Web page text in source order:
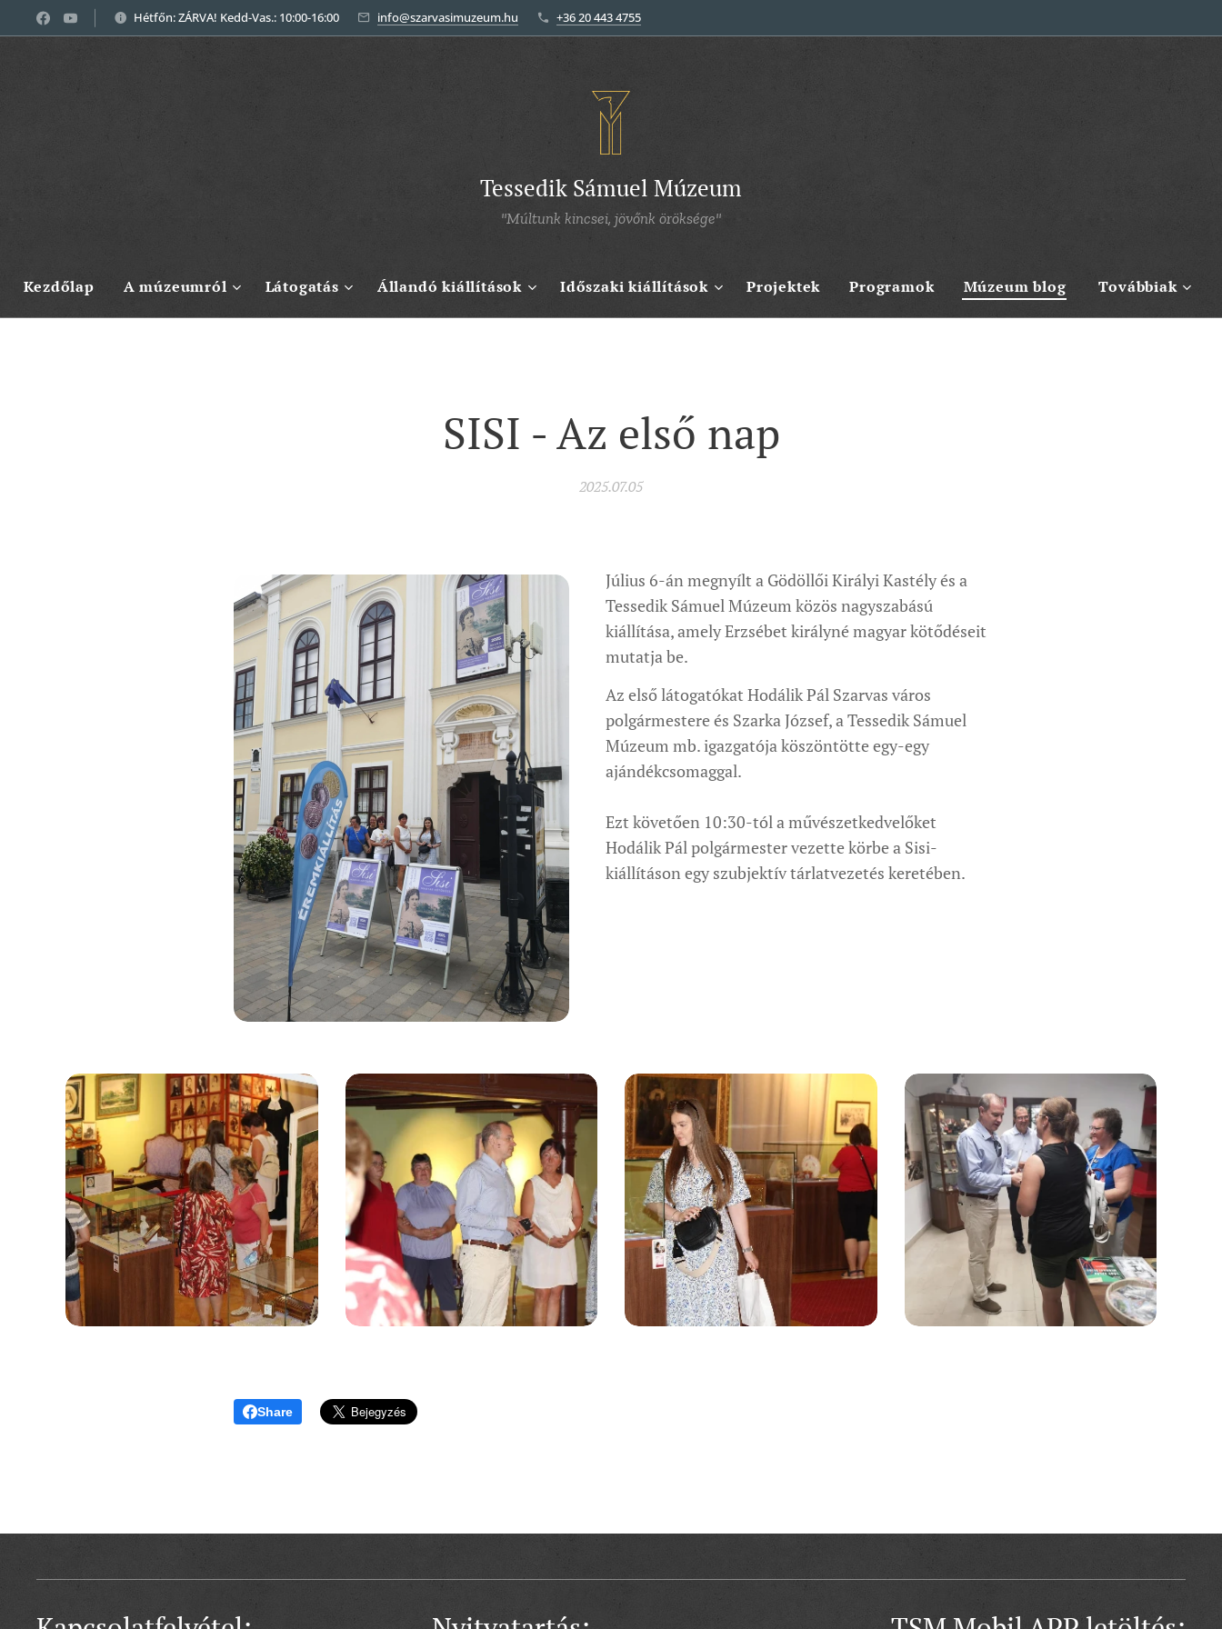
Hétfőn: ZÁRVA! Kedd-Vas.: 10:00-16:00 info@szarvasimuzeum.hu +36 20 443 4755
Tessedik Sámuel Múzeum
"Múltunk kincsei, jövőnk öröksége"
Kezdőlap A múzeumról Látogatás Állandó kiállítások Időszaki kiállítások Projektek Programok Múzeum blog Továbbiak
SISI - Az első nap
2025.07.05
Július 6-án megnyílt a Gödöllői Királyi Kastély és a
Tessedik Sámuel Múzeum közös nagyszabású
kiállítása, amely Erzsébet királyné magyar kötődéseit
mutatja be.
Az első látogatókat Hodálik Pál Szarvas város
polgármestere és Szarka József, a Tessedik Sámuel
Múzeum mb. igazgatója köszöntötte egy-egy
ajándékcsomaggal.
Ezt követően 10:30-tól a művészetkedvelőket
Hodálik Pál polgármester vezette körbe a Sisi-
kiállításon egy szubjektív tárlatvezetés keretében.
Share